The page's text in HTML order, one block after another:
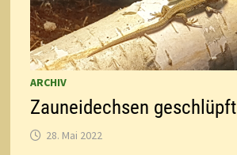
ARCHIV
Zauneidechsen geschlüpft
28. Mai 2022